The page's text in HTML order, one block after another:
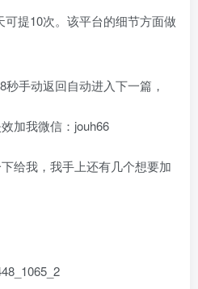
提10次。该平台的细节方面做
手动返回自动进入下一篇，
加我微信：jouh66
给我，我手上还有几个想要加